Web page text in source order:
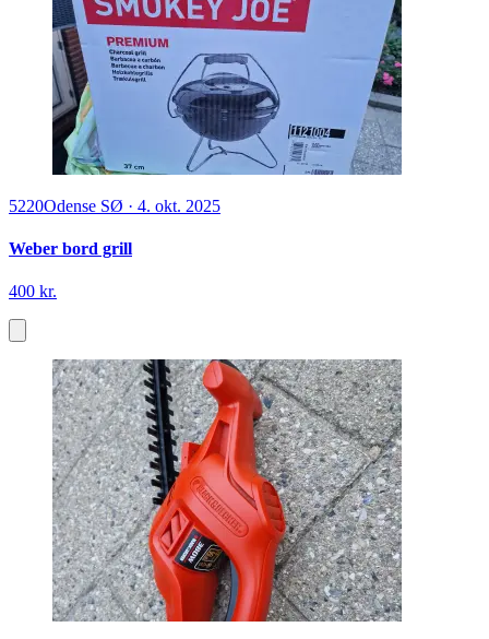
5220Odense SØ · 4. okt. 2025
Weber bord grill
400 kr.